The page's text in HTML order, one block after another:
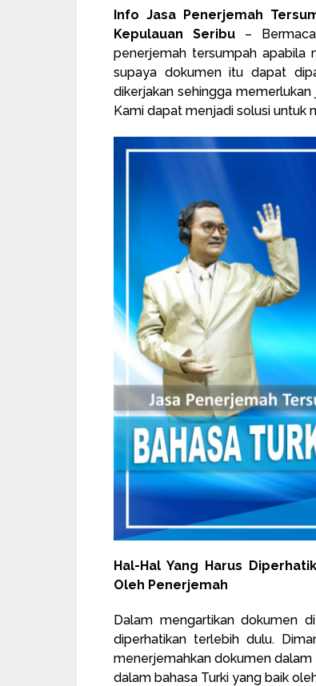
Info Jasa Penerjemah
Kepulauan Seribu –
penerjemah tersumpah apabila
supaya dokumen itu dapat
dikerjakan sehingga
Kami dapat menjadi solusi untuk
Hal-Hal Yang Harus
Oleh Penerjemah
Dalam mengartikan dokumen
diperhatikan terlebih dulu.
menerjemahkan dokumen
dalam bahasa Turki yang baik